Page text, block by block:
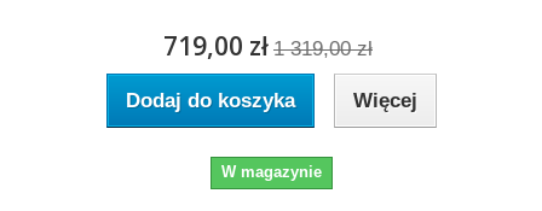
719,00 zł 1 319,00 zł
Dodaj do koszyka Więcej
W magazynie